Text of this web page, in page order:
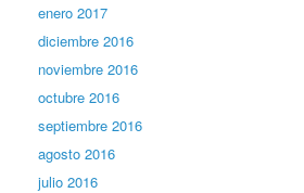
enero 2017
diciembre 2016
noviembre 2016
octubre 2016
septiembre 2016
agosto 2016
julio 2016